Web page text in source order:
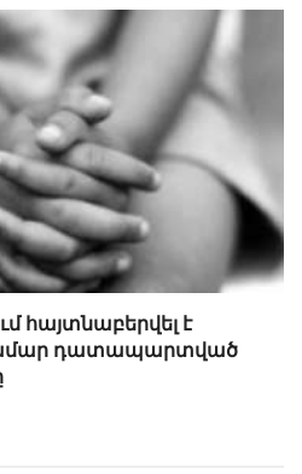
հայտնաբերվել է
դատապարտված